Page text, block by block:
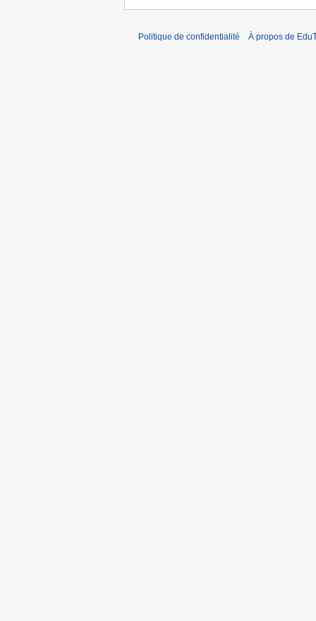
Politique de confidentialité À propos de